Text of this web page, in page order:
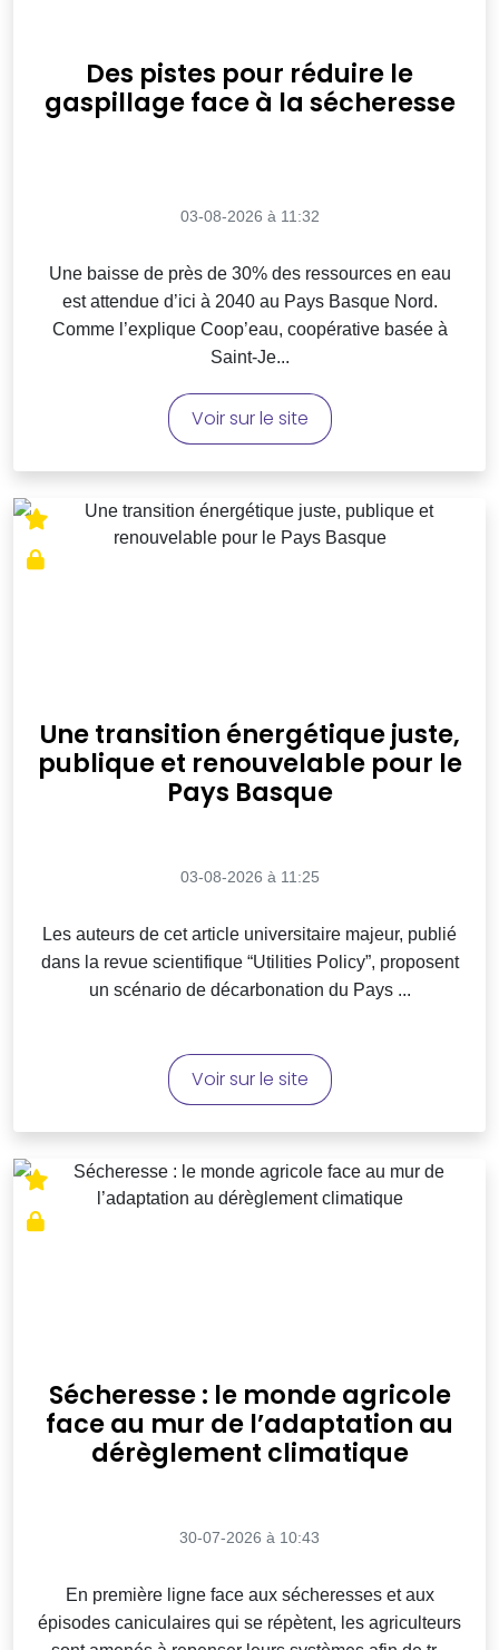
Des pistes pour réduire le
gaspillage face à la sécheresse
03-08-2026 à 11:32
Une baisse de près de 30% des ressources en eau
est attendue d’ici à 2040 au Pays Basque Nord.
Comme l’explique Coop’eau, coopérative basée à
Saint-Je...
Voir sur le site
Une transition énergétique juste,
publique et renouvelable pour le
Pays Basque
03-08-2026 à 11:25
Les auteurs de cet article universitaire majeur, publié
dans la revue scientifique “Utilities Policy”, proposent
un scénario de décarbonation du Pays ...
Voir sur le site
Sécheresse : le monde agricole
face au mur de l’adaptation au
dérèglement climatique
30-07-2026 à 10:43
En première ligne face aux sécheresses et aux
épisodes caniculaires qui se répètent, les agriculteurs